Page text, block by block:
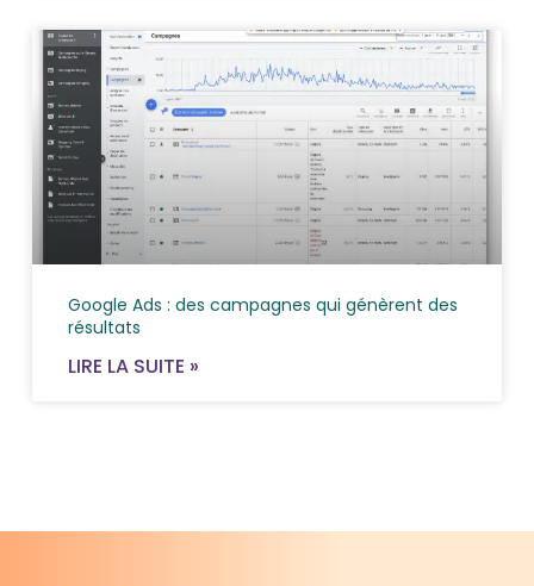
Google Ads : des campagnes qui génèrent des
résultats
LIRE LA SUITE »